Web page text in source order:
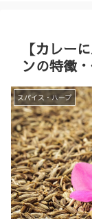
【カレー
ンの特徴
スパイス・ハーブ